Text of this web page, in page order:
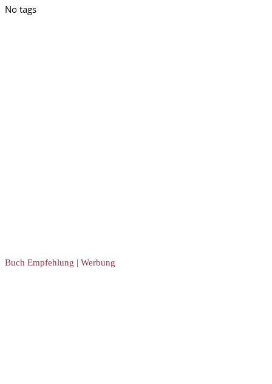
No tags
Buch Empfehlung | Werbung